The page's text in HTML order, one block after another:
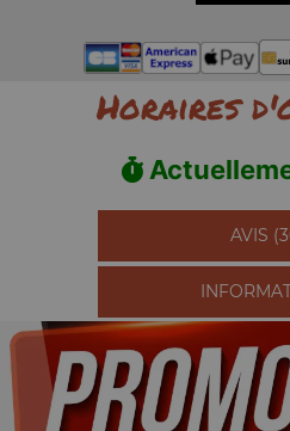
Horaires
AVIS